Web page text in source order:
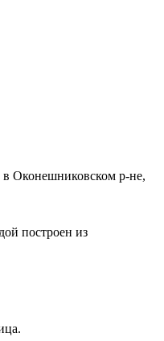
Оконешниковском р-не,
построен из